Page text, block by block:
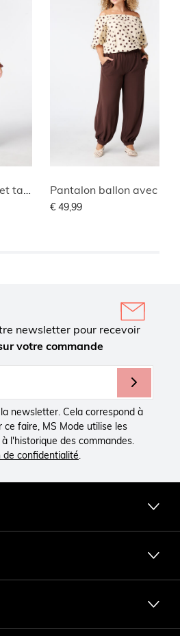
Jean à jambe large et taille haute
€ 49,99
newsletter pour recevoir
votre commande
newsletter. Cela correspond à
ce faire, MS Mode utilise les
l'historique des commandes.
de confidentialité.